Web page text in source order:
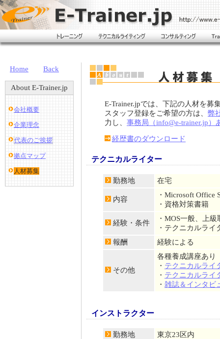
Home Back
About E-Trainer.jp
会社概要
企業理念
代表のご挨拶
拠点マップ
人材募集
E-Trainer.jpでは、下記の人材を募
スタッフ登録をご希望の方は、 弊
力し、 事務局（info@e-trainer.jp）
経歴書のダウンロード
テクニカルライター
勤務地 在宅
内容
・Microsoft Office
・資格対策書籍
経験・条件
・MOS一般、上
・テクニカルラ
報酬
経験による
その他
各種養成講座あり
・ テクニカルライ
・ テクニカルライ
・ 雑誌＆インタビ
インストラクター
勤務地 東京23区内